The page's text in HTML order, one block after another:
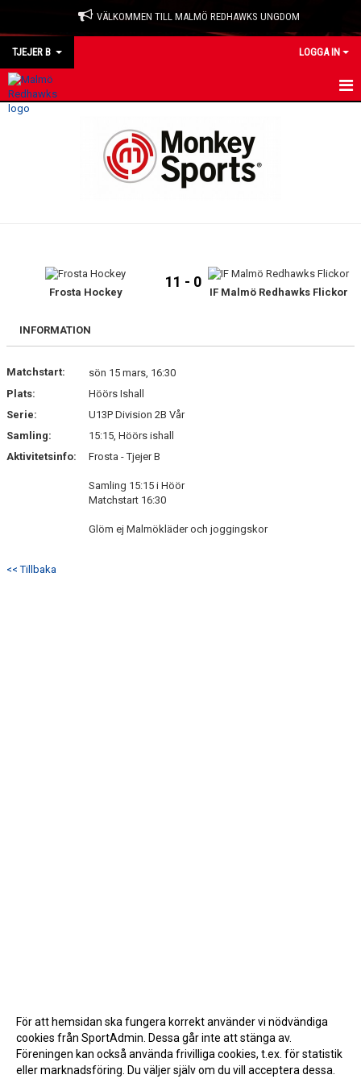
VÄLKOMMEN TILL MALMÖ REDHAWKS UNGDOM
TJEJER B LOGGA IN
HEM
BILDGALLERI
DOKUMENT
Frosta Hockey
11 - 0
IF Malmö Redhawks Flickor
INFORMATION
Matchstart:
sön 15 mars, 16:30
Plats:
Höörs Ishall
Serie:
U13P Division 2B Vår
Samling:
15:15, Höörs ishall
Aktivitetsinfo:
Frosta - Tjejer B
Samling 15:15 i Höör
Matchstart 16:30
Glöm ej Malmökläder och joggingskor
<< Tillbaka
För att hemsidan ska fungera korrekt använder vi nödvändiga
cookies från SportAdmin. Dessa går inte att stänga av.
Föreningen kan också använda frivilliga cookies, t.ex. för statistik
eller marknadsföring. Du väljer själv om du vill acceptera dessa.